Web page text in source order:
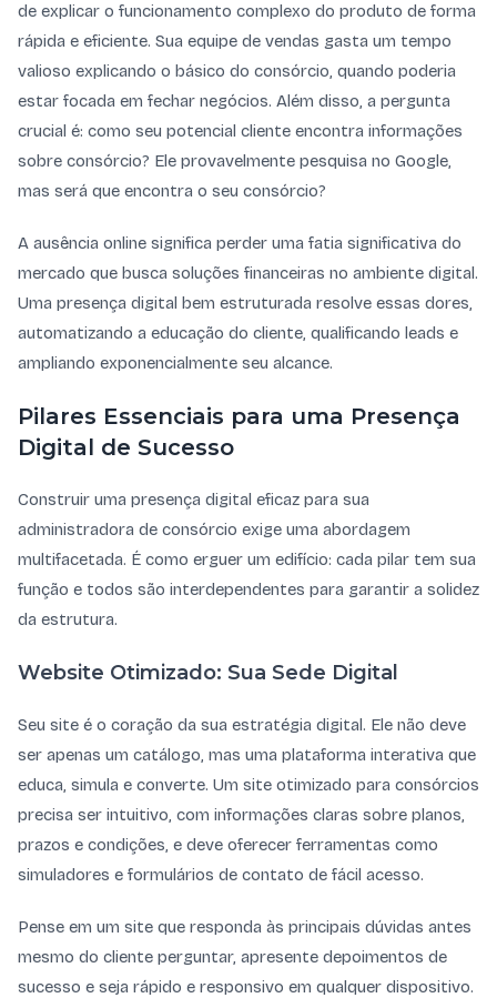
de explicar o funcionamento complexo do produto de forma
rápida e eficiente. Sua equipe de vendas gasta um tempo
valioso explicando o básico do consórcio, quando poderia
estar focada em fechar negócios. Além disso, a pergunta
crucial é: como seu potencial cliente encontra informações
sobre consórcio? Ele provavelmente pesquisa no Google,
mas será que encontra o seu consórcio?
A ausência online significa perder uma fatia significativa do
mercado que busca soluções financeiras no ambiente digital.
Uma presença digital bem estruturada resolve essas dores,
automatizando a educação do cliente, qualificando leads e
ampliando exponencialmente seu alcance.
Pilares Essenciais para uma Presença
Digital de Sucesso
Construir uma presença digital eficaz para sua
administradora de consórcio exige uma abordagem
multifacetada. É como erguer um edifício: cada pilar tem sua
função e todos são interdependentes para garantir a solidez
da estrutura.
Website Otimizado: Sua Sede Digital
Seu site é o coração da sua estratégia digital. Ele não deve
ser apenas um catálogo, mas uma plataforma interativa que
educa, simula e converte. Um site otimizado para consórcios
precisa ser intuitivo, com informações claras sobre planos,
prazos e condições, e deve oferecer ferramentas como
simuladores e formulários de contato de fácil acesso.
Pense em um site que responda às principais dúvidas antes
mesmo do cliente perguntar, apresente depoimentos de
sucesso e seja rápido e responsivo em qualquer dispositivo.